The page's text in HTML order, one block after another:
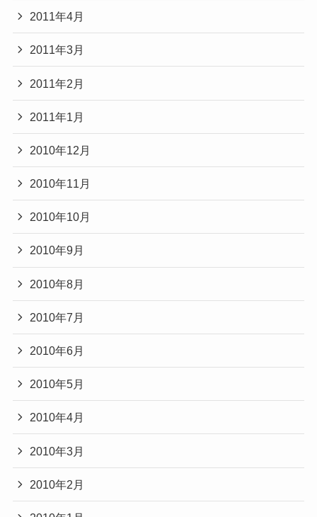
2011年4月
2011年3月
2011年2月
2011年1月
2010年12月
2010年11月
2010年10月
2010年9月
2010年8月
2010年7月
2010年6月
2010年5月
2010年4月
2010年3月
2010年2月